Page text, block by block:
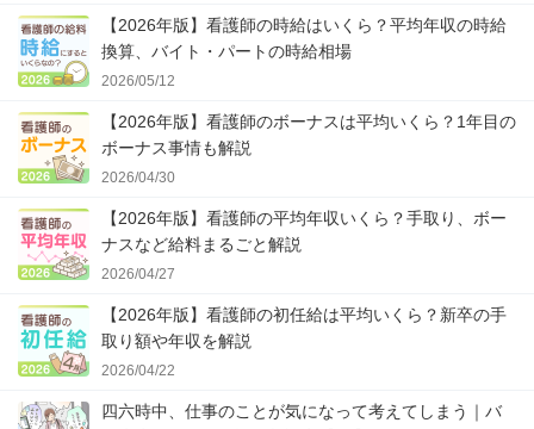
【2026年版】看護師の時給はいくら？平均年収の時給
換算、バイト・パートの時給相場
2026/05/12
【2026年版】看護師のボーナスは平均いくら？1年目の
ボーナス事情も解説
2026/04/30
【2026年版】看護師の平均年収いくら？手取り、ボー
ナスなど給料まるごと解説
2026/04/27
【2026年版】看護師の初任給は平均いくら？新卒の手
取り額や年収を解説
2026/04/22
四六時中、仕事のことが気になって考えてしまう｜バ